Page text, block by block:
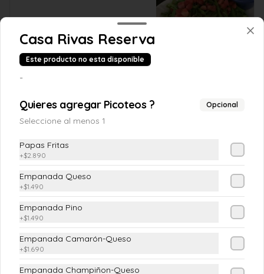
$4.190
(Tomate, cebolla pluma y cilantro)
$4.190
Ensalada Mixta
(Lechuga costina o Escarola, Tomate,
Pimiento Verde, Cebolla Morada)
$5.890
Casa Rivas Reserva
Este producto no esta disponible
-
Quieres agregar Picoteos ? Opcional
Seleccione al menos 1
Papas Fritas
+$2.890
Empanada Queso
+$1.490
Empanada Pino
+$1.490
Empanada Camarón-Queso
+$1.690
Empanada Champiñon-Queso